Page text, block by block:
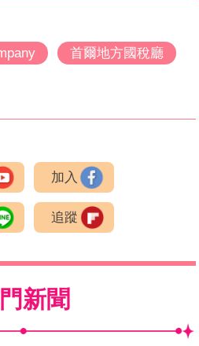
首爾地方國稅廳
加入
追蹤
新聞